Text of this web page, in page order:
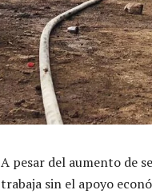
A pesar del aumento de
trabaja sin el apoyo